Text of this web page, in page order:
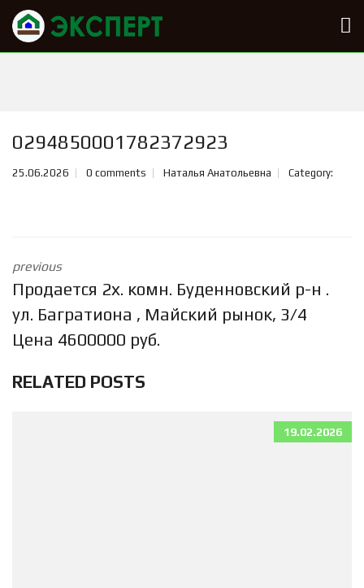
0294850001782372923
25.06.2026 0 comments Наталья Анатольевна Category:
previous
Продается 2х. комн. Буденновский р-н .
ул. Багратиона , Майский рынок, 3/4
Цена 4600000 руб.
RELATED POSTS
19.02.2026